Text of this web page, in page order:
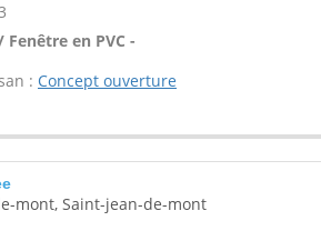
Fenêtre en PVC -
: Concept ouverture
mont, Saint-jean-de-mont